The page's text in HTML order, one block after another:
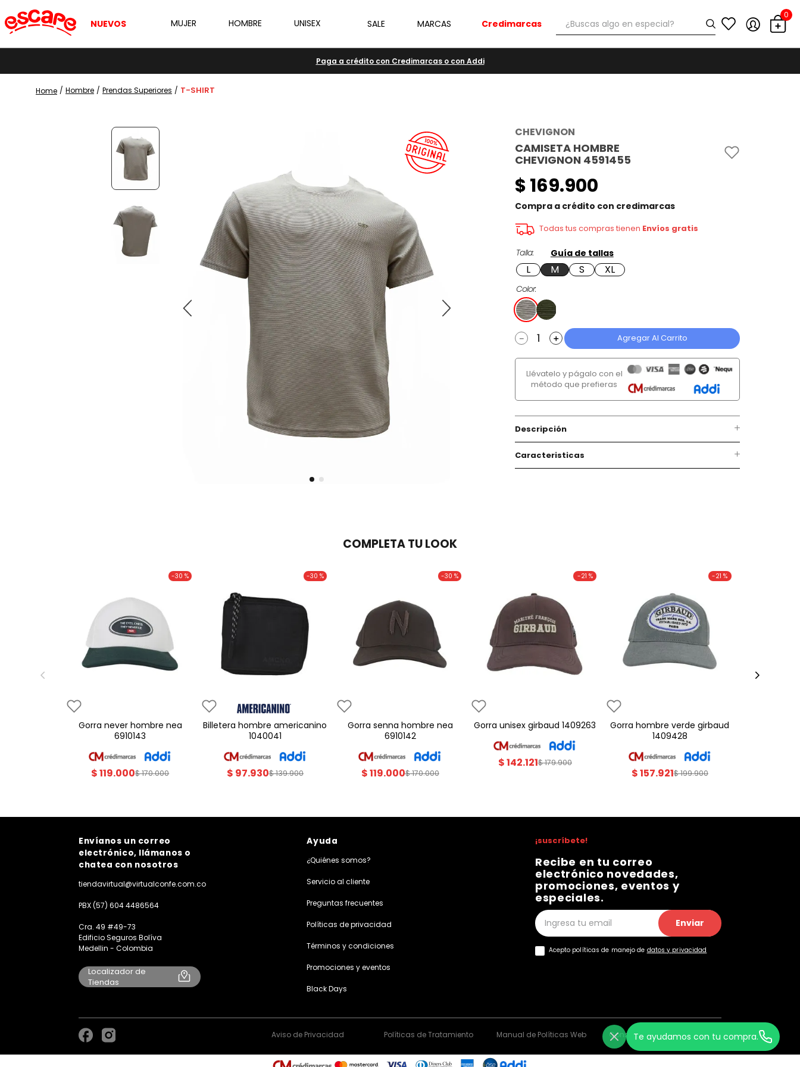
NUEVOS MUJER HOMBRE UNISEX SALE MARCAS Credimarcas ¿Buscas algo en especial? 0
Paga a crédito con Credimarcas o con Addi
Hombre Prendas Superiores T-SHIRT
CHEVIGNON
CAMISETA HOMBRE
CHEVIGNON 4591455
$169.900
Compra a crédito con credimarcas
Todas tus compras tienen Envíos gratis
Talla
L M S XL
Color
Guía de tallas
＋
－ Agregar Al Carrito
Llévatelo y págalo con el
método que prefieras
Descripción
Caracteristicas
COMPLETA TU LOOK
-30 %
gorra never hombre nea
6910143
$119.000$170.000
-30 %
billetera hombre americanino
1040041
$ 97.930$139.900
-30 %
gorra senna hombre nea
6910142
$119.000$170.000
-21 %
gorra unisex girbaud 1409263
$142.121$179.900
-21 %
gorra hombre verde girbaud
1409428
$157.921$199.900
Te ayudamos con tu compra.
Envíanos un correo
electrónico, llámanos o
chatea con nosotros
tiendavirtual@virtualconfe.com.co
PBX (57) 604 4486564
Cra. 49 #49-73
Edificio Seguros Bolíva
Medellin - Colombia
Localizador de
Tiendas
Ayuda
¿Quiénes somos?
Servicio al cliente
Preguntas frecuentes
Políticas de privacidad
Términos y condiciones
Promociones y eventos
Black Days
¡suscríbete!
Recibe en tu correo
electrónico novedades,
promociones, eventos y
especiales.
Enviar
Acepto políticas de manejo de datos y privacidad
Aviso de Privacidad Políticas de Tratamiento Manual de Políticas Web Consentimiento Web